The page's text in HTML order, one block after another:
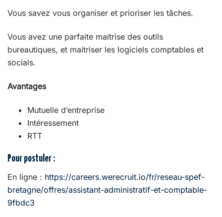
Vous savez vous organiser et prioriser les tâches.
Vous avez une parfaite maitrise des outils
bureautiques, et maitriser les logiciels comptables et
socials.
Avantages
Mutuelle d’entreprise
Intéressement
RTT
Pour postuler :
En ligne : https://careers.werecruit.io/fr/reseau-spef-
bretagne/offres/assistant-administratif-et-comptable-
9fbdc3